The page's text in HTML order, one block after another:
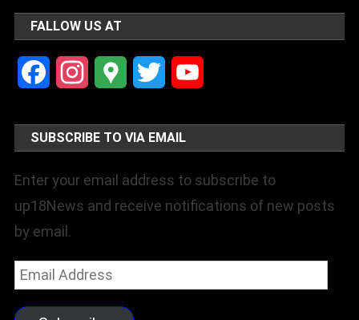
FALLOW US AT
FacebookInstagramGoogle Twitter
SUBSCRIBE TO VIA EMAIL
Enter your email address to subscribe to
up18News and receive notifications of new posts
by email.
Email